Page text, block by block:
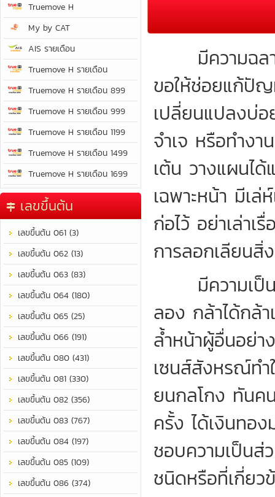
Truemove H
My by CAT
AIS รายเดือน
Truemove H รายเดือน
Truemove H รายเดือน 899
Truemove H รายเดือน 999
Truemove H รายเดือน 1199
Truemove H รายเดือน 1499
Truemove H รายเดือน 1699
เลขขึ้นต้น
เลขขึ้นต้น 061 (3)
เลขขึ้นต้น 062 (13)
เลขขึ้นต้น 063 (83)
เลขขึ้นต้น 064 (180)
เลขขึ้นต้น 065 (25)
เลขขึ้นต้น 066 (191)
เลขขึ้นต้น 080 (431)
เลขขึ้นต้น 081 (330)
เลขขึ้นต้น 082 (356)
เลขขึ้นต้น 083 (767)
เลขขึ้นต้น 084 (197)
เลขขึ้นต้น 085 (109)
เลขขึ้นต้น 086 (374)
มีความฉลาด
ขอให้ช่อยแก้ปั
เปลี่ยนแปลงบ่
จำเจ หรือทำงา
เต้น วางแผนไ
เฉพาะหน้า มีเล่
ก่อไว้ อย่าเล่าเ
การลอกเลียนสิ่
มีความเป็นพี่
ลอง กล้าได้กล้
ล้ำหน้าผู้อื่นอย่า
เซนส์สังหรณ์ทำ
ยนกลโกง ทันค
ครั้ง ได้เงินทอ
ชอบความเป็นส่
ชนิดหรือที่เกี่ย